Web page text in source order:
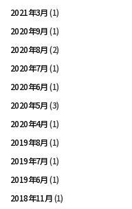
2021年3月(1)
2020年9月(1)
2020年8月(2)
2020年7月(1)
2020年6月(1)
2020年5月(3)
2020年4月(1)
2019年8月(1)
2019年7月(1)
2019年6月(1)
2018年11月(1)